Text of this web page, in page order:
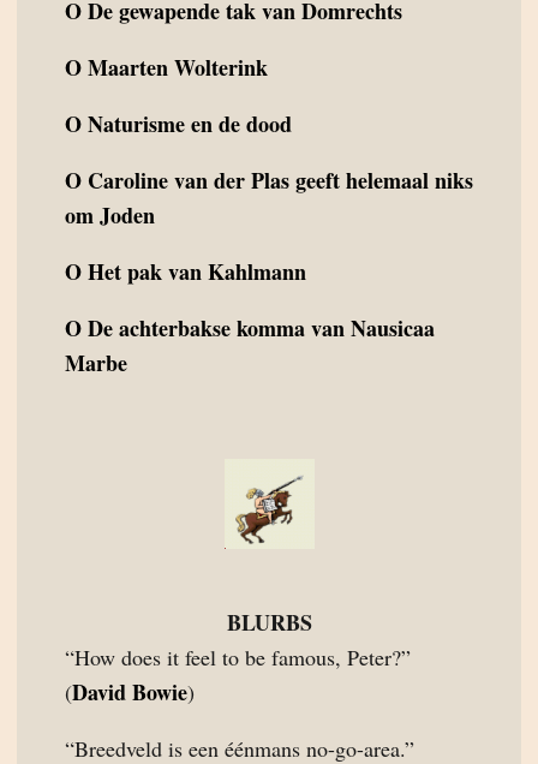
ODe gewapende tak van Domrechts
OMaarten Wolterink
ONaturisme en de dood
O Caroline van der Plas geeft helemaal niks
om Joden
OHet pak van Kahlmann
ODe achterbakse komma van Nausicaa
Marbe
BLURBS
“How does it feel to be famous, Peter?”
(David Bowie)
“Breedveld is een éénmans no-go-area.”